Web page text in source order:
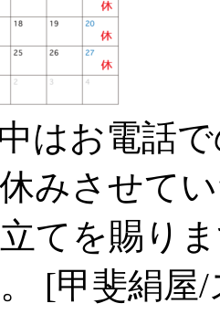
はお電話
みさせて
てを賜り
。 [甲斐絹